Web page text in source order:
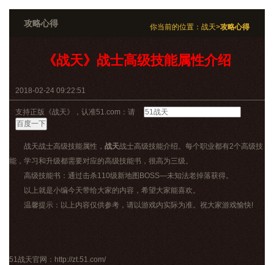
你当前的位置： 战天>攻略心得
攻略心得
《战天》战士高级技能属性介绍
2018-02-24 09:22:51
支持正版《战天》，认准51.com：请
战天战士高级技能属性， 战天战士高级技能介绍。每个职业都有2个高级技
能，学习和升级都需要对应的高级技能书，很高为三级。
高级技能书：通过击杀110级新地图BOSS—未知法老掉落获得。
以上就是小编今天带给大家的内容，希望大家能喜欢。
温馨提示：以上内容仅供参考，请以游戏内实际为准。祝大家游戏愉快!
51战天官网 ： http://zt.51.com/